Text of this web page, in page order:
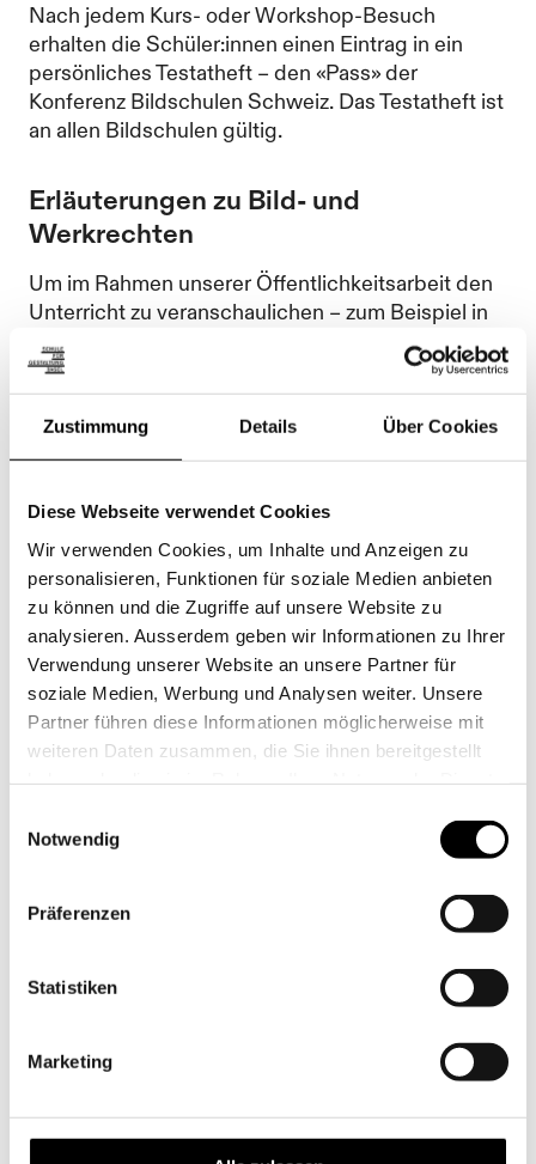
Zustimmung Details Über Cookies
Diese Webseite verwendet Cookies
Wir verwenden Cookies, um Inhalte und Anzeigen zu
personalisieren, Funktionen für soziale Medien anbieten
zu können und die Zugriffe auf unsere Website zu
analysieren. Ausserdem geben wir Informationen zu Ihrer
Verwendung unserer Website an unsere Partner für
soziale Medien, Werbung und Analysen weiter. Unsere
Partner führen diese Informationen möglicherweise mit
weiteren Daten zusammen, die Sie ihnen bereitgestellt
Notwendig
Präferenzen
Statistiken
Marketing
Nach jedem Kurs- oder Workshop-Besuch
erhalten die Schüler:innen einen Eintrag in ein
persönliches Testatheft – den «Pass» der
Konferenz Bildschulen Schweiz. Das Testatheft ist
an allen Bildschulen gültig.
Erläuterungen zu Bild- und
Werkrechten
Um im Rahmen unserer Öffentlichkeitsarbeit den
Unterricht zu veranschaulichen – zum Beispiel in
Broschüren, auf unserer Website www.kwerk.ch
oder auf Social Media – möchten wir in
regelmässigen Abständen Aufnahmen zeigen.
Seien es Fotografien von der Klassen- und
Raumsituation, von Arbeitsprozessen im
Schüler:innen und deren Arbeiten.
Werkrechte: Einwilligung für die Veröffentlichung
von Bildaufnahmen, auf denen Werke der
Schüler:innen zu sehen sind.
Bildrechte: Einwilligung für die Veröffentlichung
von Bildaufnahmen, wo die Schüler:innen
möglicherweise indirekt abgebildet sind.
In der elektronischen sowie analogen Anmeldung
können Bild- und Werkrechte separat erteilt
und kann von Ihnen jederzeit widerrufen werden.
Die Bildaufnahmen werden unter Einhaltung der
geltenden Bestimmungen zum Persönlichkeits-,
Daten- und Urheberrechtschutzes ausschliesslich
16 verwendet.